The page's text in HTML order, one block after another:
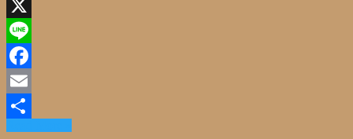
X
Line
Facebook
Email
共